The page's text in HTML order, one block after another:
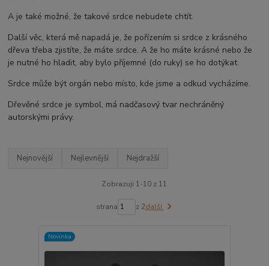
A je také možné, že takové srdce nebudete chtít.
Další věc, která mě napadá je, že pořízením si srdce z krásného
dřeva třeba zjistíte, že máte srdce. A že ho máte krásné nebo že
je nutné ho hladit, aby bylo příjemné (do ruky) se ho dotýkat.
Srdce může být orgán nebo místo, kde jsme a odkud vycházíme.
Dřevěné srdce je symbol, má nadčasový tvar nechráněný
autorskými právy.
Nejnovější Nejlevnější Nejdražší
Zobrazuji 1-10 z 11
strana z 2další
Novinka